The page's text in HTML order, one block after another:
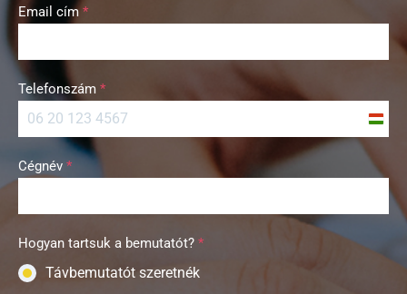
Email cím *
Telefonszám *
H
n
a
y
Cégnév *
Hogyan tartsuk a bemutatót? *
Távbemutatót szeretnék